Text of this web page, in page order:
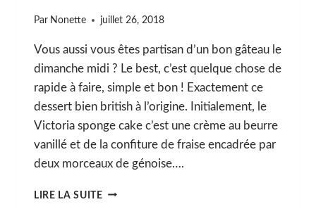
Par Nonette juillet 26, 2018
Vous aussi vous êtes partisan d’un bon gâteau le
dimanche midi ? Le best, c’est quelque chose de
rapide à faire, simple et bon ! Exactement ce
dessert bien british à l’origine. Initialement, le
Victoria sponge cake c’est une crème au beurre
vanillé et de la confiture de fraise encadrée par
deux morceaux de génoise….
LIRE LA SUITEVICTORIA